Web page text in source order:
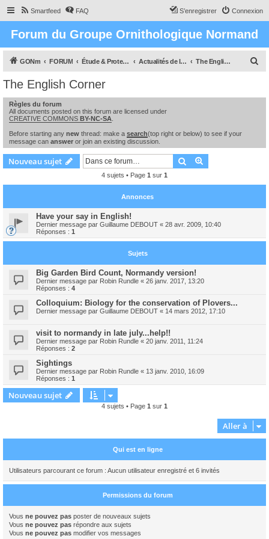
Smartfeed FAQ Connexion
S’enregistrer
Forum du Groupe Ornithologique Normand
GONm FORUM Étude & Protection des Oiseaux et de leurs milieux en Normandie Actualités de l'association The English Corner
c
The English Corner
Règles du forum
All documents posted on this forum are licensed under
CREATIVE COMMONS BY-NC-SA
Before starting any new thread: make a search(top right or below) to see if your
message can answer or join an existing discussion.
Nouveau sujet Rechercher
4 sujets • Page 1 sur 1
Annonces
Have your say in English!
Dernier message par Guillaume DEBOUT « 28 avr. 2009, 10:40
Réponses : 1
Sujets
Big Garden Bird Count, Normandy version!
Dernier message par Robin Rundle « 26 janv. 2017, 13:20
Réponses : 4
Colloquium: Biology for the conservation of Plovers...
Dernier message par Guillaume DEBOUT « 14 mars 2012, 17:10
visit to normandy in late july...help!!
Dernier message par Robin Rundle « 20 janv. 2011, 11:24
Réponses : 2
Sightings
Dernier message par Robin Rundle « 13 janv. 2010, 16:09
Réponses : 1
Nouveau sujet
4 sujets • Page 1 sur 1
Aller à
Qui est en ligne
Utilisateurs parcourant ce forum : Aucun utilisateur enregistré et 6 invités
Permissions du forum
Vous ne pouvez pas poster de nouveaux sujets
Vous ne pouvez pas répondre aux sujets
Vous ne pouvez pas modifier vos messages